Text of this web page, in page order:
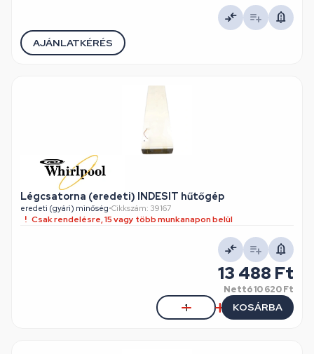
AJÁNLATKÉRÉS
Légcsatorna (eredeti) INDESIT hűtőgép
eredeti (gyári) minőség•Cikkszám: 39167
Csak rendelésre, 15 vagy több munkanapon belül
13 488 Ft
Nettó10 620 Ft
KOSÁRBA